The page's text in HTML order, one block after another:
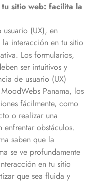
sitio web: facilita la
(UX), en
interacción en tu sitio
Los formularios,
ser intuitivos y
de usuario (UX)
Panama, los
fácilmente, como
o realizar una
obstáculos.
saben que la
se ve profundamente
en tu sitio
que sea fluida y